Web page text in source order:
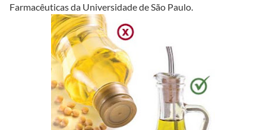
Farmacêuticas da Universidade de São Paulo.